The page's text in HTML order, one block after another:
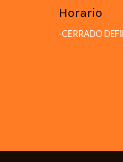
Horario
-CERRADO